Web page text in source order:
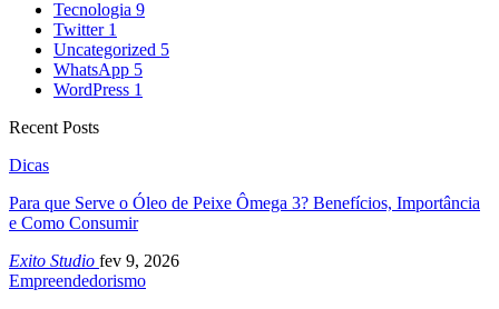
Tecnologia 9
Twitter 1
Uncategorized 5
WhatsApp 5
WordPress 1
Recent Posts
Dicas
Para que Serve o Óleo de Peixe Ômega 3? Benefícios, Importância
e Como Consumir
Exito Studio fev 9, 2026
Empreendedorismo